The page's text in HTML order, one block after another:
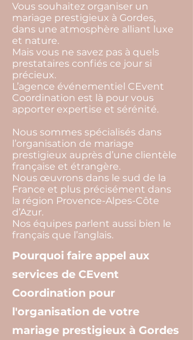
Vous souhaitez organiser un
mariage prestigieux à Gordes,
dans une atmosphère alliant luxe
et nature.
Mais vous ne savez pas à quels
prestataires confiés ce jour si
précieux.
L’agence événementiel CEvent
Coordination est là pour vous
apporter expertise et sérénité.
Nous sommes spécialisés dans
l’organisation de mariage
prestigieux auprès d’une clientèle
française et étrangère.
Nous œuvrons dans le sud de la
France et plus précisément dans
la région Provence-Alpes-Côte
d’Azur.
Nos équipes parlent aussi bien le
français que l’anglais.
Pourquoi faire appel aux
services de CEvent
Coordination pour
l'organisation de votre
mariage prestigieux à Gordes